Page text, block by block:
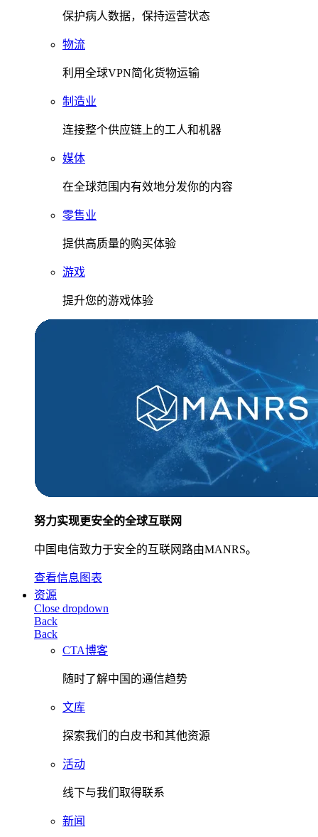
保护病人数据，保持运营状态
物流
利用全球VPN简化货物运输
制造业
连接整个供应链上的工人和机器
媒体
在全球范围内有效地分发你的内容
零售业
提供高质量的购买体验
游戏
提升您的游戏体验
努力实现更安全的全球互联网
中国电信致力于安全的互联网路由MANRS。
查看信息图表
资源
Close dropdown
Back
Back
CTA博客
随时了解中国的通信趋势
文库
探索我们的白皮书和其他资源
活动
线下与我们取得联系
新闻